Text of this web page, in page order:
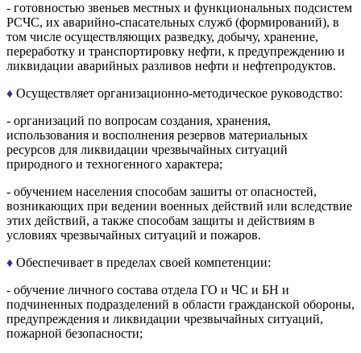
- готовностью звеньев местных и функциональных подсистем
РСЧС, их аварийно-спасательных служб (формирований), в
том числе осуществляющих разведку, добычу, хранение,
переработку и транспортировку нефти, к предупреждению и
ликвидации аварийных разливов нефти и нефтепродуктов.
♦ Осуществляет организационно-методическое руководство:
- организаций по вопросам создания, хранения,
использования и восполнения резервов материальных
ресурсов для ликвидации чрезвычайных ситуаций
природного и техногенного характера;
- обучением населения способам зашиты от опасностей,
возникающих при ведении военных действий или вследствие
этих действий, а также способам защиты и действиям в
условиях чрезвычайных ситуаций и пожаров.
♦ Обеспечивает в пределах своей компетенции:
- обучение личного состава отдела ГО и ЧС и БН и
подчиненных подразделений в области гражданской обороны,
предупреждения и ликвидации чрезвычайных ситуаций,
пожарной безопасности;